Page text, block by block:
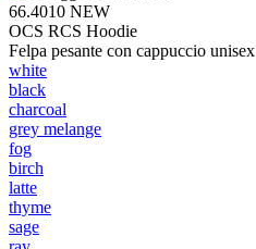
66.4010 NEW
OCS RCS Hoodie
Felpa pesante con cappuccio unisex
white
black
charcoal
grey melange
fog
birch
latte
thyme
sage